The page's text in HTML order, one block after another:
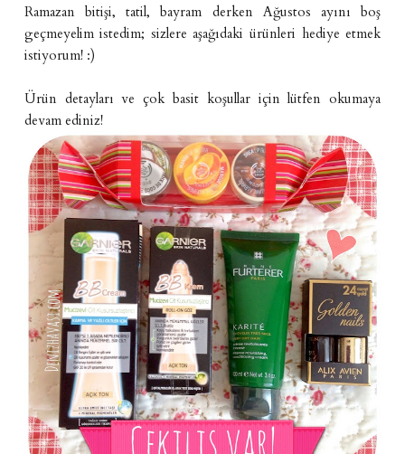
Ramazan bitişi, tatil, bayram derken Ağustos ayını boş
geçmeyelim istedim; sizlere aşağıdaki ürünleri hediye etmek
istiyorum! :)
Ürün detayları ve çok basit koşullar için lütfen okumaya
devam ediniz!